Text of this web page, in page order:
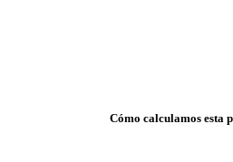
Cómo calculamos esta